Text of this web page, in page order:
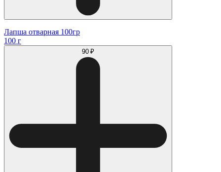
Лапша отварная 100гр
100 г
90 ₽